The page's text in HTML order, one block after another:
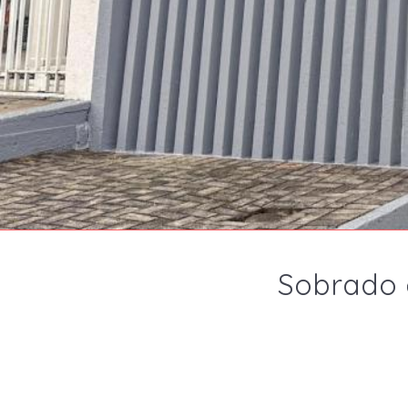
Sobrado